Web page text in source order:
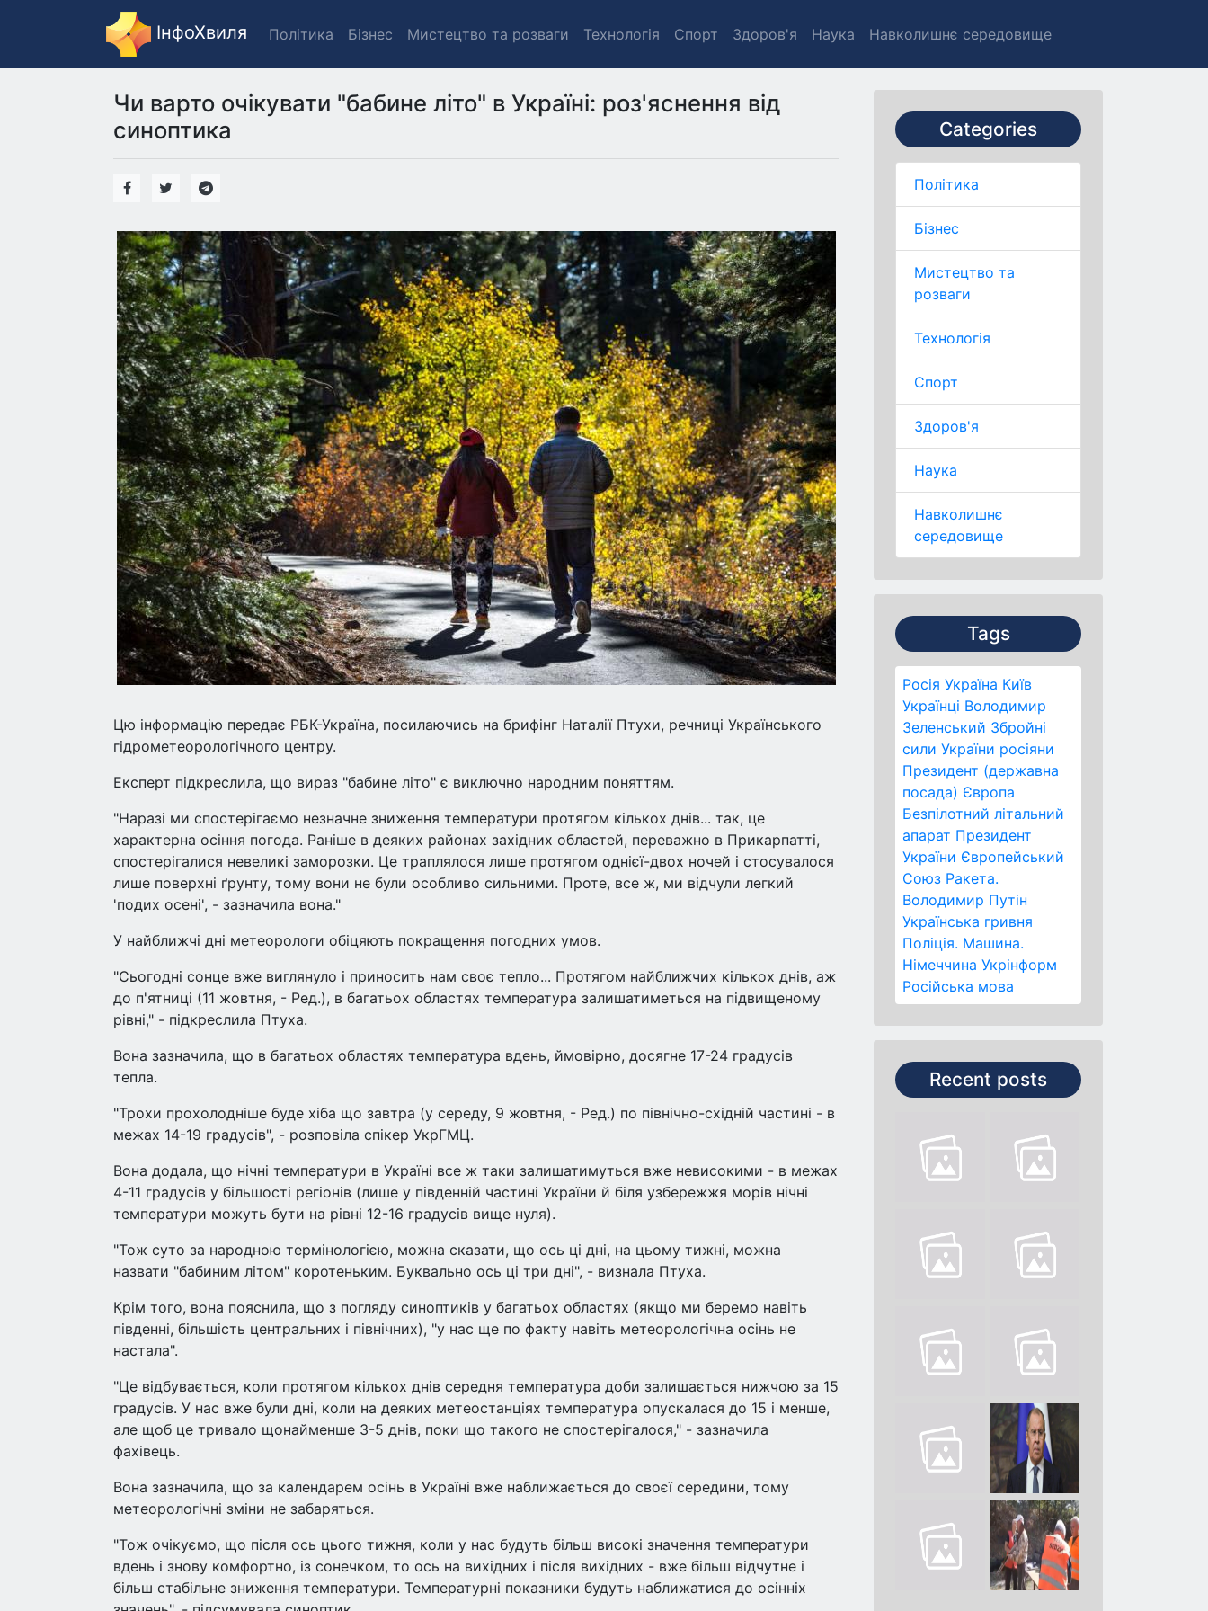
ІнфоХвиля Політика Бізнес Мистецтво та розваги Технологія Спорт Здоров'я Наука Навколишнє середовище
Categories
Політика
Бізнес
Мистецтво та
розваги
Технологія
Спорт
Здоров'я
Наука
Навколишнє
середовище
Tags
Росія Україна Київ
Українці Володимир
Зеленський Збройні
сили України росіяни
Президент (державна
посада) Європа
Безпілотний літальний
апарат Президент
України Європейський
Союз Ракета.
Володимир Путін
Українська гривня
Поліція. Машина.
Німеччина Укрінформ
Російська мова
Recent posts
Чи варто очікувати "бабине літо" в Україні: роз'яснення від
синоптика
Цю інформацію передає РБК-Україна, посилаючись на брифінг Наталії Птухи, речниці Українського
гідрометеорологічного центру.
Експерт підкреслила, що вираз "бабине літо" є виключно народним поняттям.
"Наразі ми спостерігаємо незначне зниження температури протягом кількох днів... так, це
характерна осіння погода. Раніше в деяких районах західних областей, переважно в Прикарпатті,
спостерігалися невеликі заморозки. Це траплялося лише протягом однієї-двох ночей і стосувалося
лише поверхні ґрунту, тому вони не були особливо сильними. Проте, все ж, ми відчули легкий
'подих осені', - зазначила вона."
У найближчі дні метеорологи обіцяють покращення погодних умов.
"Сьогодні сонце вже виглянуло і приносить нам своє тепло... Протягом найближчих кількох днів, аж
до п'ятниці (11 жовтня, - Ред.), в багатьох областях температура залишатиметься на підвищеному
рівні," - підкреслила Птуха.
Вона зазначила, що в багатьох областях температура вдень, ймовірно, досягне 17-24 градусів
тепла.
"Трохи прохолодніше буде хіба що завтра (у середу, 9 жовтня, - Ред.) по північно-східній частині - в
межах 14-19 градусів", - розповіла спікер УкрГМЦ.
Вона додала, що нічні температури в Україні все ж таки залишатимуться вже невисокими - в межах
4-11 градусів у більшості регіонів (лише у південній частині України й біля узбережжя морів нічні
температури можуть бути на рівні 12-16 градусів вище нуля).
"Тож суто за народною термінологією, можна сказати, що ось ці дні, на цьому тижні, можна
назвати "бабиним літом" коротеньким. Буквально ось ці три дні", - визнала Птуха.
Крім того, вона пояснила, що з погляду синоптиків у багатьох областях (якщо ми беремо навіть
південні, більшість центральних і північних), "у нас ще по факту навіть метеорологічна осінь не
настала".
"Це відбувається, коли протягом кількох днів середня температура доби залишається нижчою за 15
градусів. У нас вже були дні, коли на деяких метеостанціях температура опускалася до 15 і менше,
але щоб це тривало щонайменше 3-5 днів, поки що такого не спостерігалося," - зазначила
фахівець.
Вона зазначила, що за календарем осінь в Україні вже наближається до своєї середини, тому
метеорологічні зміни не забаряться.
"Тож очікуємо, що після ось цього тижня, коли у нас будуть більш високі значення температури
вдень і знову комфортно, із сонечком, то ось на вихідних і після вихідних - вже більш відчутне і
більш стабільне зниження температури. Температурні показники будуть наближатися до осінніх